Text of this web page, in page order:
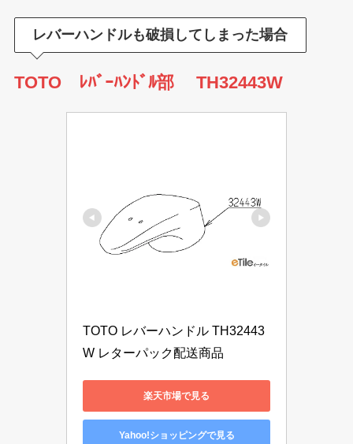
レバーハンドルも破損してしまった場合
TOTO ﾚﾊﾞｰﾊﾝﾄﾞﾙ部 TH32443W
TOTO レバーハンドル TH32443
W レターパック配送商品
楽天市場で見る
Yahoo!ショッピングで見る